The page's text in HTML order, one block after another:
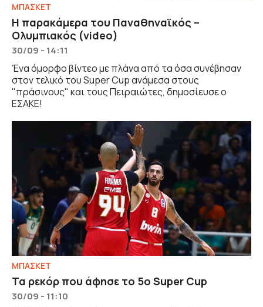
ΜΠΑΣΚΕΤ
Η παρακάμερα του Παναθηναϊκός –
Ολυμπιακός (video)
30/09 - 14:11
Ένα όμορφο βίντεο με πλάνα από τα όσα συνέβησαν
στον τελικό του Super Cup ανάμεσα στους
"πράσινους" και τους Πειραιώτες, δημοσίευσε ο
ΕΣΑΚΕ!
ΜΠΑΣΚΕΤ
Τα ρεκόρ που άφησε το 5ο Super Cup
30/09 - 11:10